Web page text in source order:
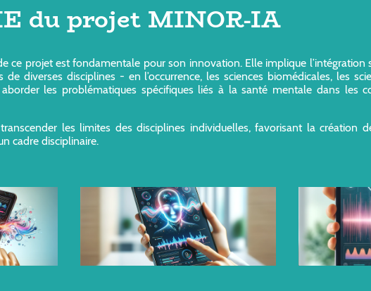
du projet MINOR-IA
ce projet est fondamentale pour son innovation. Elle implique l’intégration
diverses disciplines - en l’occurrence, les sciences biomédicales, les
les problématiques spécifiques liés à la santé mentale dans les
les limites des disciplines individuelles, favorisant la création
cadre disciplinaire.